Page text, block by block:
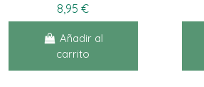
8,95 €
Añadir al
carrito